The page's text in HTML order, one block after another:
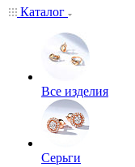
Каталог
Все изделия
Серьги